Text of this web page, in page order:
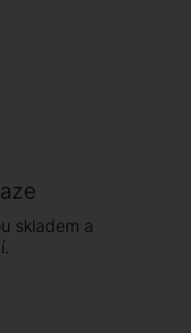
skladem a